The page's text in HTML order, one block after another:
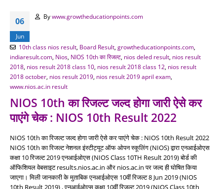
06
Jun
Bywww.growtheducationpoints.com
10th class nios result, Board Result, growtheducationpoints.com,
indiaresult.com Nios NIOS 10th का रिजल्ट nios deled result nios result
2018 nios result 2018 class 10 nios result 2018 class 12 nios result
2018 october nios result 2019 nios result 2019 april exam
www.nios.ac.in result
NIOS 10th का रिजल्ट जल्द होगा जारी ऐसे कर
पाएंगे चेक : NIOS 10th Result 2022
NIOS 10th का रिजल्ट जल्द होगा जारी ऐसे कर पाएंगे चेक : NIOS 10th Result 2022
NIOS 10th का रिजल्ट नेशनल इंस्टीट्यूट ऑफ ओपन स्कूलिंग (NIOS) द्वारा एनआईओएस
कक्षा 10 रिजल्ट 2019 एनआईओएस (NIOS Class 10TH Result 2019) बोर्ड की
ऑफिशियल वेबसाइट results.nios.ac.in और nios.ac.in पर जल्द ही घोषित किया
जाएगा। मिली जानकारी के मुताबिक एनआईओएस 10वीं रिजल्ट 8 Jun 2019 (NIOS
10th Result 2019) , एनआईओएस कक्षा 10वीं रिजल्ट 2019 (NIOS Class 10th